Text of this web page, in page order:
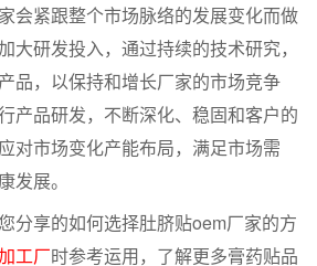
会紧跟整个市场脉络的发展变化而做
大研发投入，通过持续的技术研究，
品，以保持和增长厂家的市场竞争
产品研发，不断深化、稳固和客户的
对市场变化产能布局，满足市场需
发展。
享的如何选择肚脐贴oem厂家的方
工厂时参考运用，了解更多膏药贴品